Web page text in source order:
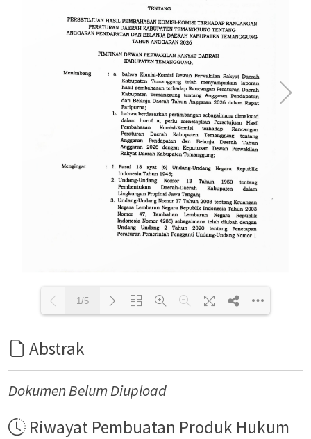
1/5
Abstrak
Dokumen Belum Diupload
Riwayat Pembuatan Produk Hukum